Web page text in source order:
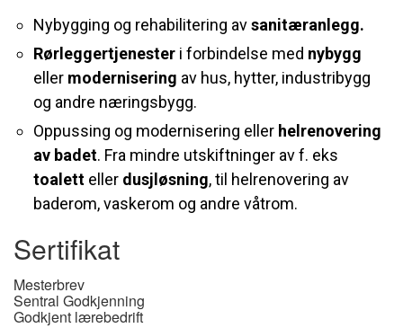
Nybygging og rehabilitering avsanitæranlegg.
Rørleggertjenester i forbindelse med nybygg
eller modernisering av hus, hytter, industribygg
og andre næringsbygg.
Oppussing og modernisering eller helrenovering
av badet. Fra mindre utskiftninger av f. eks
toalett eller dusjløsning, til helrenovering av
baderom, vaskerom og andre våtrom.
Sertifikat
Mesterbrev
Sentral Godkjenning
Godkjent lærebedrift